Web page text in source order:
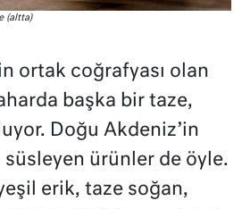
(altta)
ortak coğrafyası olan
başka bir taze,
Doğu Akdeniz’in
süsleyen ürünler de öyle.
erik, taze soğan,